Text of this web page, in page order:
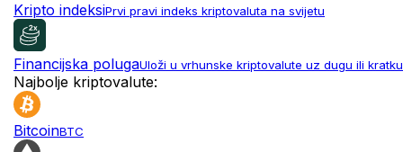
Kripto indeksiPrvi pravi indeks kriptovaluta na svijetu
Financijska polugaUloži u vrhunske kriptovalute uz dugu ili
Najbolje kriptovalute:
BitcoinBTC